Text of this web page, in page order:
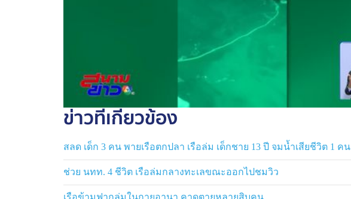
ข่าวที่เกี่ยวข้อง
สลด เด็ก 3 คน พายเรือตกปลา เรือล่ม เด็กชาย 13 ปี จมน้ำเสียชีวิต 1 คน
ช่วย นทท. 4 ชีวิต เรือล่มกลางทะเลขณะออกไปชมวิว
เรือข้ามฟากล่มในกายอานา คาดตายหลายสิบคน